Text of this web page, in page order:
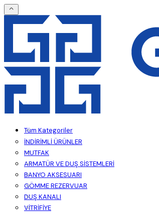
Tüm Kategoriler
İNDİRİMLİ ÜRÜNLER
MUTFAK
ARMATÜR VE DUŞ SİSTEMLERİ
BANYO AKSESUARI
GÖMME REZERVUAR
DUŞ KANALI
VİTRİFİYE